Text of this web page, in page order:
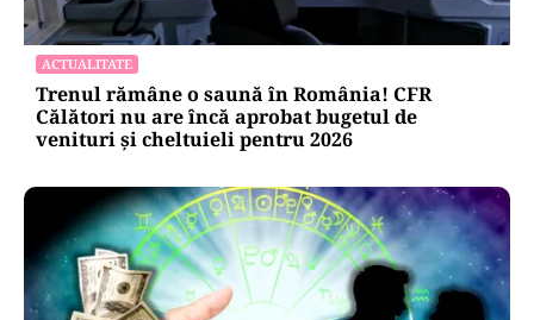
ACTUALITATE
Trenul rămâne o saună în România! CFR
Călători nu are încă aprobat bugetul de
venituri și cheltuieli pentru 2026